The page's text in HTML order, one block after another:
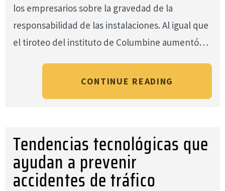
los empresarios sobre la gravedad de la
responsabilidad de las instalaciones. Al igual que
el tiroteo del instituto de Columbine aumentó…
CONTINUE READING
Tendencias tecnológicas que
ayudan a prevenir
accidentes de tráfico